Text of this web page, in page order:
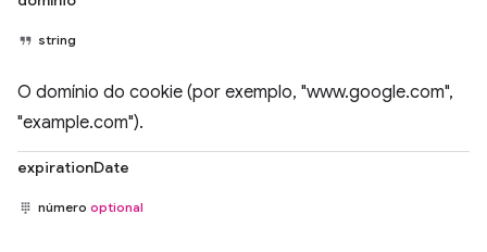
string
O domínio do cookie (por exemplo, "www.google.com",
"example.com").
expirationDate
número optional